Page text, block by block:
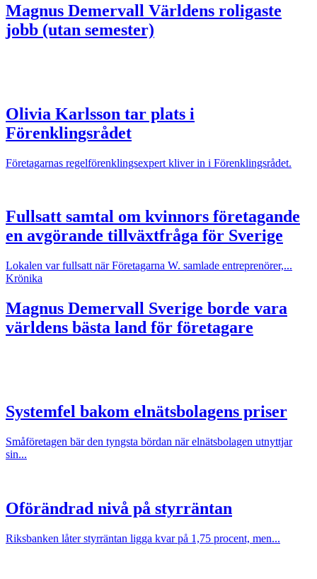
Magnus Demervall Världens roligaste
jobb (utan semester)
Olivia Karlsson tar plats i
Förenklingsrådet
Företagarnas regelförenklingsexpert kliver in i Förenklingsrådet.
Fullsatt samtal om kvinnors företagande
en avgörande tillväxtfråga för Sverige
Lokalen var fullsatt när Företagarna W. samlade entreprenörer,...
Krönika
Magnus Demervall Sverige borde vara
världens bästa land för företagare
Systemfel bakom elnätsbolagens priser
Småföretagen bär den tyngsta bördan när elnätsbolagen utnyttjar
sin...
Oförändrad nivå på styrräntan
Riksbanken låter styrräntan ligga kvar på 1,75 procent, men...